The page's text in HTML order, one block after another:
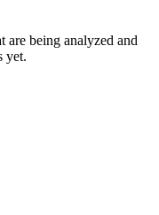
are being analyzed and
yet.